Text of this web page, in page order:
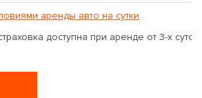
аренды авто на сутки
доступна при аренде от 3-х суток